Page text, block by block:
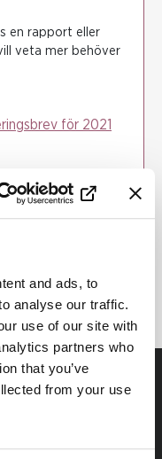
and ads, to
analyse our traffic.
use of our site with
partners who
that you’ve
from your use
en rapport eller
veta mer behöver
för 2021